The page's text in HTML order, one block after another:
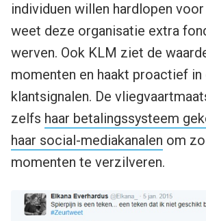
individuen willen hardlopen
weet deze organisatie extra
werven. Ook KLM ziet de
momenten en haakt proactief in
klantsignalen. De
zelfs haar betalingssysteem
haar social-mediakanalen om
momenten te verzilveren.